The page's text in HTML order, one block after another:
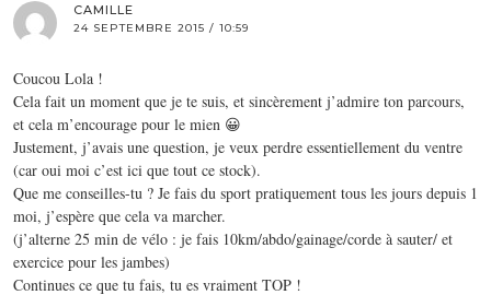
CAMILLE
24 SEPTEMBRE 2015 / 10:59
Coucou Lola !
Cela fait un moment que je te suis, et sincèrement j’admire ton parcours,
et cela m’encourage pour le mien 😀
Justement, j’avais une question, je veux perdre essentiellement du ventre
(car oui moi c’est ici que tout ce stock).
Que me conseilles-tu ? Je fais du sport pratiquement tous les jours depuis 1
moi, j’espère que cela va marcher.
(j’alterne 25 min de vélo : je fais 10km/abdo/gainage/corde à sauter/ et
exercice pour les jambes)
Continues ce que tu fais, tu es vraiment TOP !